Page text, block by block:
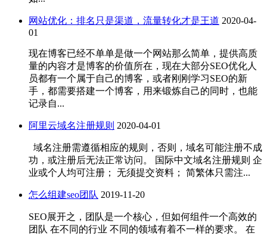
网站优化：排名只是渠道，流量转化才是王道 2020-04-
01
现在博客已经不单单是做一个网站那么简单，提供高质
量的内容才是博客的价值所在，现在大部分SEO优化人
员都有一个属于自己的博客，或者刚刚学习SEO的新
手，都需要搭建一个博客，用来锻炼自己的同时，也能
记录自...
阿里云域名注册规则 2020-04-01
域名注册需遵循相应的规则，否则，域名可能注册不成
功，或注册后无法正常访问。 国际中文域名注册规则 企
业或个人均可注册； 无须提交资料； 简繁体只需注...
怎么组建seo团队 2019-11-20
SEO展开之，团队是一个核心，但如何组件一个高效的
团队 在不同的行业 不同的领域有着不一样的要求。 在